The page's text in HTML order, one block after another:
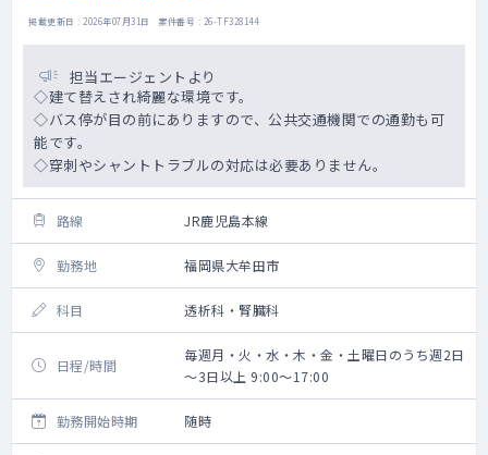
掲載更新日 : 2026年07月31日 案件番号 : 26-TF328144
担当エージェントより
◇建て替えされ綺麗な環境です。
◇バス停が目の前にありますので、公共交通機関での通勤も可
能です。
◇穿刺やシャントトラブルの対応は必要ありません。
路線 JR鹿児島本線
勤務地 福岡県大牟田市
科目 透析科・腎臓科
日程/時間
毎週月・火・水・木・金・土曜日のうち週2日
～3日以上 9:00～17:00
勤務開始時期 随時